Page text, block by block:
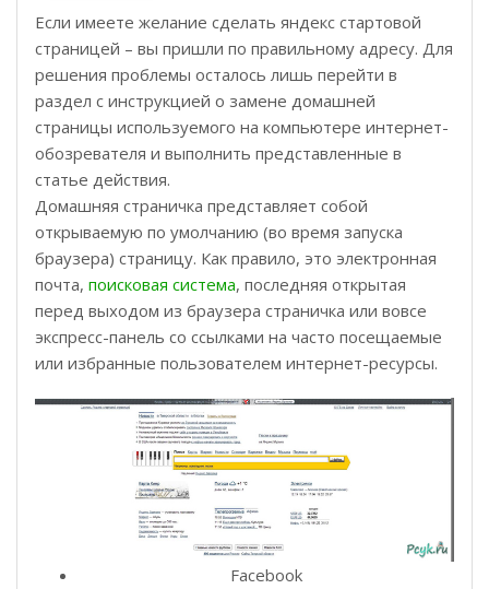
Если имеете желание сделать яндекс стартовой
страницей – вы пришли по правильному адресу. Для
решения проблемы осталось лишь перейти в
раздел с инструкцией о замене домашней
страницы используемого на компьютере интернет-
обозревателя и выполнить представленные в
статье действия.
Домашняя страничка представляет собой
открываемую по умолчанию (во время запуска
браузера) страницу. Как правило, это электронная
почта, поисковая система, последняя открытая
перед выходом из браузера страничка или вовсе
экспресс-панель со ссылками на часто посещаемые
или избранные пользователем интернет-ресурсы.
Facebook